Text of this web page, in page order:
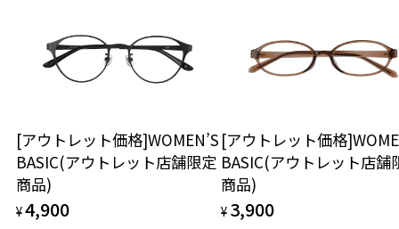
※着脱式サングラス：デモレンズ、アタッチメント込みの重さ
タイプ
材質
フロント素材：ステンレス
もっと見る
ダウンロード
[アウトレット価格]WOMEN’S
BASIC(アウトレット店舗限定
商品)
¥4,900
[アウトレット価格
BASIC(アウトレット店舗
商品)
¥ 3,900